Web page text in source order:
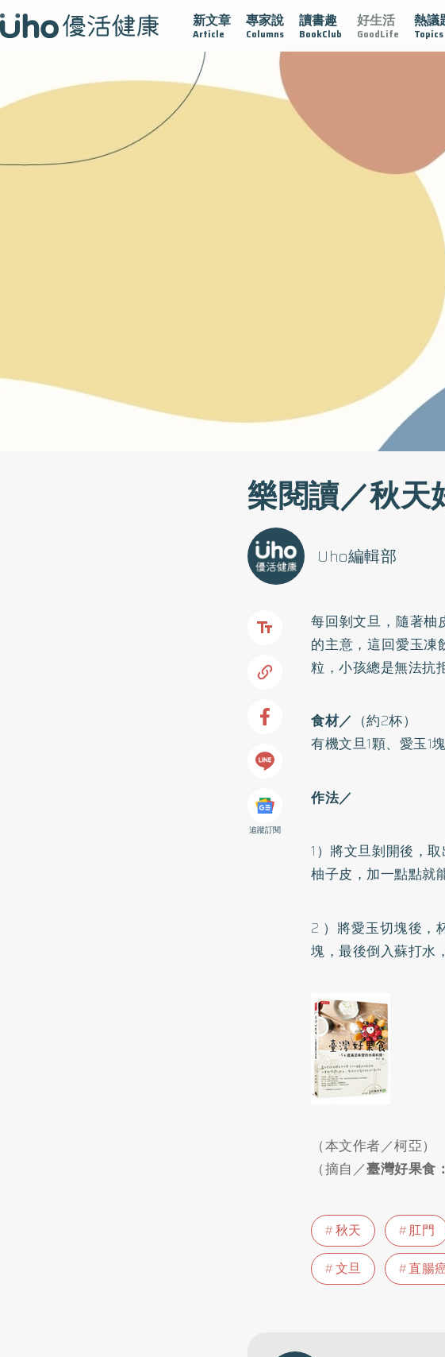
新文章
Article
專家說
Columns
讀書趣
BookClub
好生活
GoodLife
熱議
Topics
疫情保衛戰 再生醫學 愛的未來視 認識攝護腺肥大 守護骨骼健康
樂閱讀／秋
Uho編輯部
追蹤訂閱
每回剝文旦，隨著柚
的主意，這回愛玉凍
粒，小孩總是無法抗
食材／ （約2杯）
有機文旦1顆、愛玉1
作法／
1）將文旦剝開後，
柚子皮，加一點點就
2 ）將愛玉切塊後，
塊，最後倒入蘇打水
（本文作者／柯亞）
（摘自／臺灣好果食
秋天 肛門
文旦
直腸